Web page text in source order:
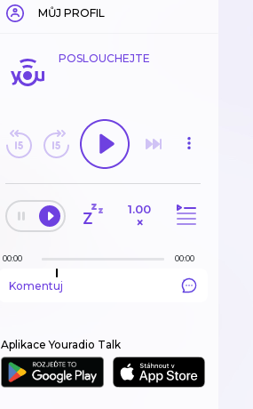
MŮJ PROFIL
POSLOUCHEJTE
1.00
×
00:00 00:00
Komentuj
Aplikace Youradio Talk